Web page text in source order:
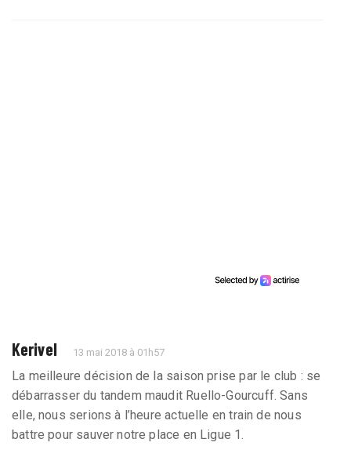
Kerivel 13 mai 2018 à 01h57
La meilleure décision de la saison prise par le club : se
débarrasser du tandem maudit Ruello-Gourcuff. Sans
elle, nous serions à l’heure actuelle en train de nous
battre pour sauver notre place en Ligue 1.